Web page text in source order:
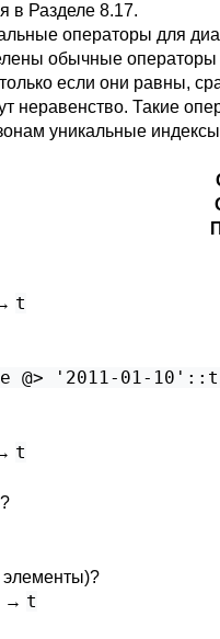
в Разделе 8.17.
операторы для
обычные
если они равны,
неравенство. Такие
уникальные
t
@> '2011-01-
t
элементы)?
→ t